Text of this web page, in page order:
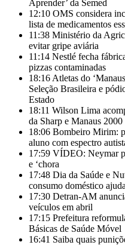
Aprender’ da Semed
12:10 OMS considera
lista de medicamentos
11:38 Ministério da
evitar gripe aviária
11:14 Nestlé fecha
pizzas contaminadas
18:16 Atletas do
Seleção Brasileira e
Estado
18:11 Wilson Lima
da Sharp e Manaus 2000
18:06 Bombeiro Mirim:
aluno com espectro
17:59 VÍDEO: Neymar
e ‘chora
17:48 Dia da Saúde e
consumo doméstico
17:30 Detran-AM
veículos em abril
17:15 Prefeitura
Básicas de Saúde Móvel
16:41 Saiba quais